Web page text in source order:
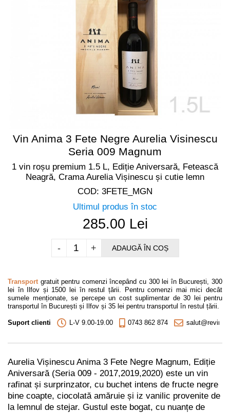
Vin Anima 3 Fete Negre Aurelia Visinescu
Seria 009 Magnum
1 vin roșu premium 1.5 L, Ediție Aniversară, Fetească
Neagră, Crama Aurelia Vișinescu și cutie lemn
COD: 3FETE_MGN
Ultimul produs în stoc
285.00 Lei
+
- ADAUGĂ ÎN COȘ
Transportgratuit pentru comenzi începând cu 300 lei în București, 300
lei în Ilfov și 1500 lei în restul țării. Pentru comenzi mai mici decât
sumele menționate, se percepe un cost suplimentar de 30 lei pentru
transportul în București și Ilfov și 35 lei pentru transportul în restul țării.
Suport clienti L-V 9.00-19.00 0743 862 874
Aurelia Vișinescu Anima 3 Fete Negre Magnum, Ediție
Aniversară (Seria 009 - 2017,2019,2020) este un vin
rafinat și surprinzator, cu buchet intens de fructe negre
bine coapte, ciocolată amăruie și iz vanilic provenite de
la lemnul de stejar. Gustul este bogat, cu nuanțe de